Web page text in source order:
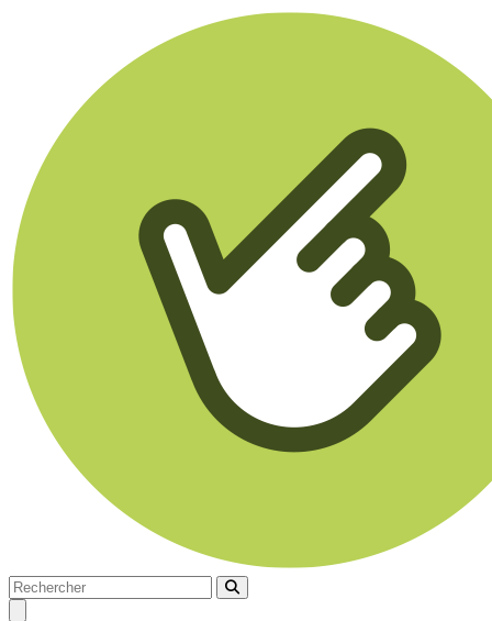
Rechercher
Rechercher